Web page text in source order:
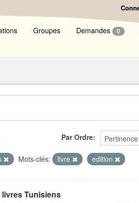
Groupes Demandes 0
Par Ordre
Mots-clés: livre edition
Tunisiens